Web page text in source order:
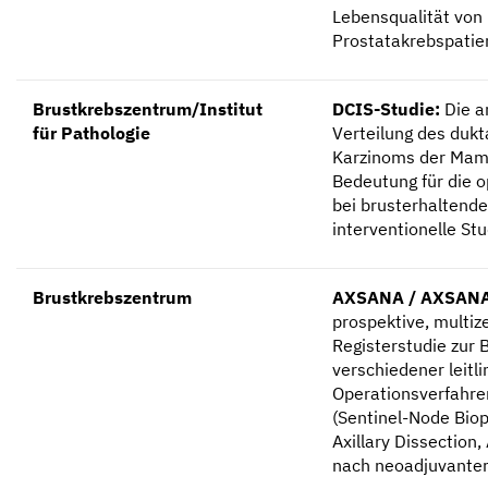
Lebensqualität von
Brustkrebszentrum/Institut
für Pathologie
DCIS-Studie: Die
Verteilung des
Karzinoms der
Bedeutung für die
bei
interventionelle
Brustkrebszentrum
AXSANA /
prospektive,
Registerstudie zur
verschiedener
(Sentinel-Node
Axillary
nach